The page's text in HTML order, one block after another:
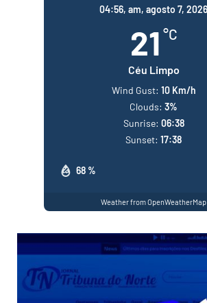
04:56, am, agosto 7, 2026
21 °C
Céu Limpo
68 %
Wind Gust: 10 Km/h
Clouds: 3%
Sunrise: 06:38
Sunset: 17:38
Weather from OpenWeatherMap